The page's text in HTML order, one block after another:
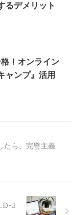
るデメリット
！オンライン
ャンプ』活用
たら、完璧主義
J